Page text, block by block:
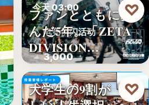
今天 03:00
电竞快闪活动
3,000
ファンとともに歩
んだ5年。「ZETA
DIVISION…
♡
今天 03:00
大学生の9割が「正
♡